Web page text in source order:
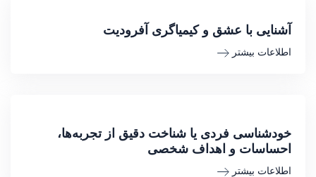
آشنایی با عشق و کیمیاگری آفرودیت
اطلاعات بیشتر
خودشناسی فردی یا شناخت دقیق از تجربه‌ها،
احساسات و اهداف شخصی
اطلاعات بیشتر